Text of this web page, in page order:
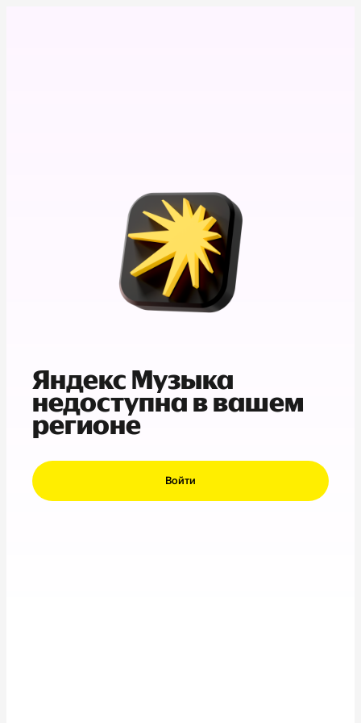
Яндекс Музыка
недоступна в вашем
регионе
Войти